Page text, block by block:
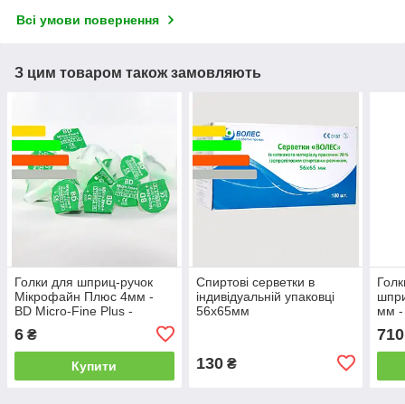
Всі умови повернення
З цим товаром також замовляють
Голки для шприц-ручок
Мікрофайн Плюс 4мм -
BD Micro-Fine Plus -
6 ₴
Купити
Спиртові серветки в
індивідуальній упаковці
56х65мм
130₴
мм -
710